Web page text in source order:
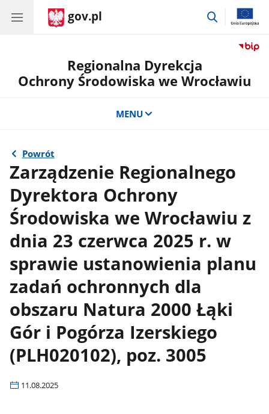
gov.pl
przejdź
Regionalna Dyrekcja
Ochrony Środowiska we Wrocławiu
MENU
Powrót
Zarządzenie Regionalnego
Dyrektora Ochrony
Środowiska we Wrocławiu z
dnia 23 czerwca 2025 r. w
sprawie ustanowienia planu
zadań ochronnych dla
obszaru Natura 2000 Łąki
Gór i Pogórza Izerskiego
(PLH020102), poz. 3005
11.08.2025